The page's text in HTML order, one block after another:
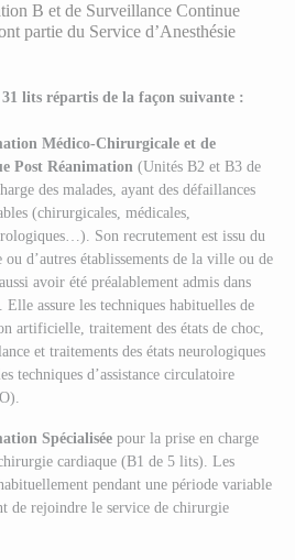
B et de Surveillance Continue
partie du Service d’Anesthésie
lits répartis de la façon suivante :
Médico-Chirurgicale et de
Post Réanimation (Unités B2 et B3 de
des malades, ayant des défaillances
(chirurgicales, médicales,
Son recrutement est issu du
d’autres établissements de la ville ou de
avoir été préalablement admis dans
Elle assure les techniques habituelles de
artificielle, traitement des états de choc,
et traitements des états neurologiques
techniques d’assistance circulatoire
Spécialisée pour la prise en charge
cardiaque (B1 de 5 lits). Les
pendant une période variable
de rejoindre le service de chirurgie